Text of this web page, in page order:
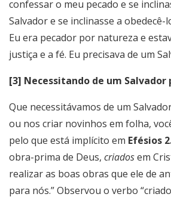
confessar o meu pecado e se
Salvador e se inclinasse a obedecê-
Eu era pecador por natureza e
justiça e a fé. Eu precisava de um
[3] Necessitando de um Salvador
Que necessitávamos de um
ou nos criar novinhos em folha,
pelo que está implícito em Efésios
obra-prima de Deus, criadosem
realizar as boas obras que ele de
para nós.” Observou o verbo